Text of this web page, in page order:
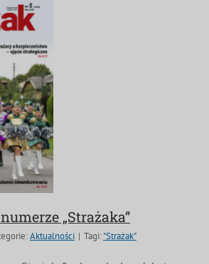
„Strażaka”
Aktualności | Tagi:"Strażak"